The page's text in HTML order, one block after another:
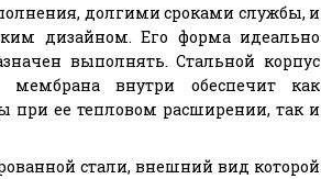
долгими сроками службы, и
дизайном. Его форма идеально
выполнять. Стальной корпус
внутри обеспечит как
при ее тепловом расширении, так и
стали, внешний вид которой